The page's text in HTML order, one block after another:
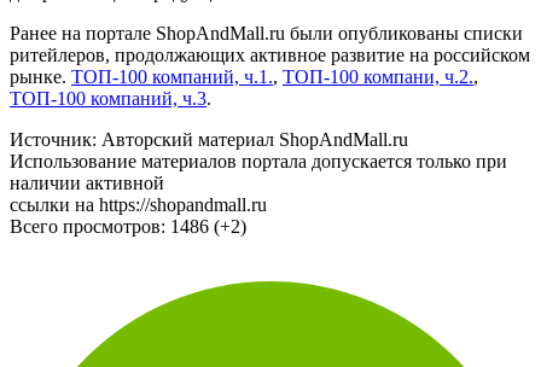
Ранее на портале ShopAndMall.ru были опубликованы списки
ритейлеров, продолжающих активное развитие на российском
рынке. ТОП-100 компаний, ч.1., ТОП-100 компани, ч.2.,
ТОП-100 компаний, ч.3.
Источник: Авторский материал ShopAndMall.ru
Использование материалов портала допускается только при
наличии активной
ссылки на https://shopandmall.ru
Всего просмотров: 1486 (+2)